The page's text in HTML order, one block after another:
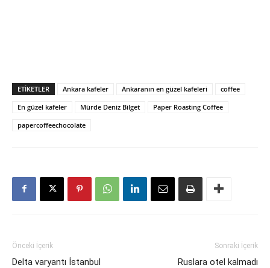
ETIKETLER Ankara kafeler Ankaranın en güzel kafeleri
coffee
En güzel kafeler
Mürde Deniz Bilget
Paper Roasting Coffee
papercoffeechocolate
Önceki İçerik
Delta varyantı İstanbul
Sonraki İçerik
Ruslara otel kalmadı